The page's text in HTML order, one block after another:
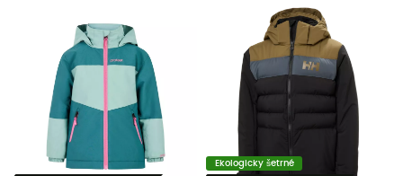
Ekologicky šetrné